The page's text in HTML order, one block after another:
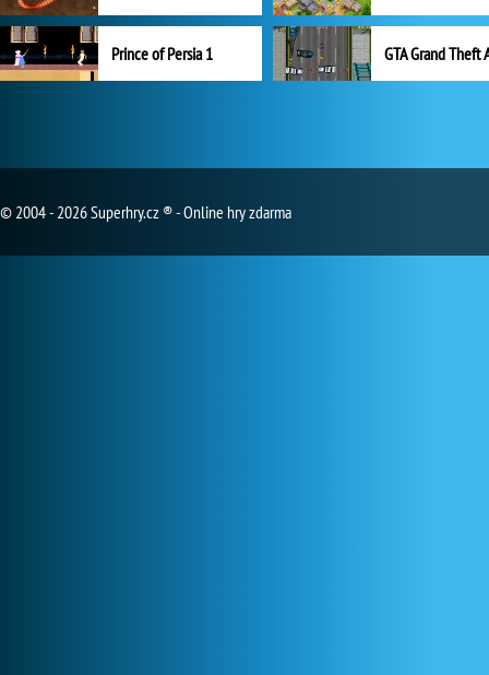
Prince of Persia 1 GTA Grand Theft
© 2004 - 2026 Superhry.cz ® - Online hry zdarma